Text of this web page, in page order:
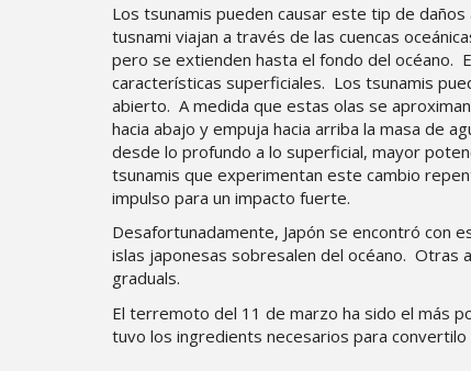
Los tsunamis pueden causar este tip de
tusnami viajan a través de las cuencas
pero se extienden hasta el fondo del océano.
características superficiales. Los tsunamis
abierto. A medida que estas olas se
hacia abajo y empuja hacia arriba la masa de
desde lo profundo a lo superficial, mayor
tsunamis que experimentan este cambio
impulso para un impacto fuerte.
Desafortunadamente, Japón se encontró con
islas japonesas sobresalen del océano. Otras
graduals.
El terremoto del 11 de marzo ha sido el más
tuvo los ingredients necesarios para